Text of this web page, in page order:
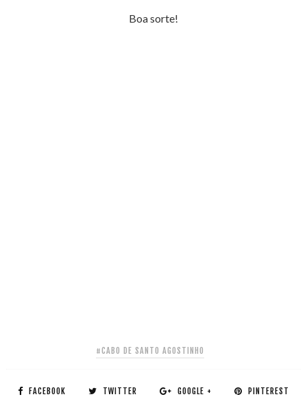
Boa sorte!
#CABO DE SANTO AGOSTINHO
FACEBOOK TWITTER GOOGLE + PINTEREST